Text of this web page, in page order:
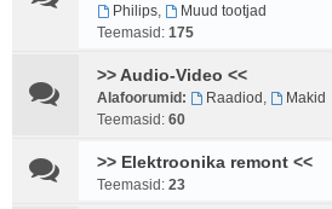
Philips,
Muud tootjad
Teemasid: 175
>> Audio-Video <<
Alafoorumid: Raadiod
Makid
Teemasid: 60
>> Elektroonika remont <<
Teemasid: 23